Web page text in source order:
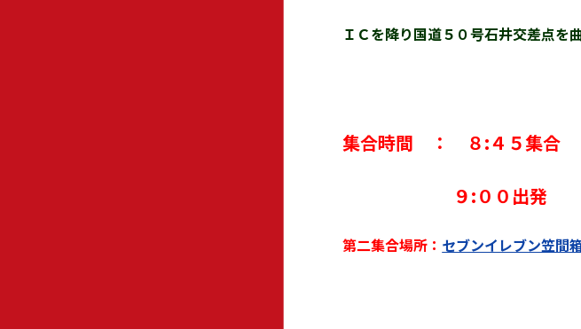
ＩＣを降り国道５０号石井交差点を
集合時間 ： ８:４５集合
９:００出発
第二集合場所： セブンイレブン笠間